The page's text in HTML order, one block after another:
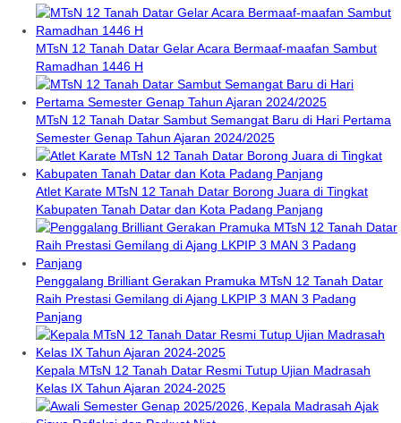
MTsN 12 Tanah Datar Gelar Acara Bermaaf-maafan Sambut
Ramadhan 1446 H
MTsN 12 Tanah Datar Sambut Semangat Baru di Hari Pertama
Semester Genap Tahun Ajaran 2024/2025
Atlet Karate MTsN 12 Tanah Datar Borong Juara di Tingkat
Kabupaten Tanah Datar dan Kota Padang Panjang
Penggalang Brilliant Gerakan Pramuka MTsN 12 Tanah Datar
Raih Prestasi Gemilang di Ajang LKPIP 3 MAN 3 Padang
Panjang
Kepala MTsN 12 Tanah Datar Resmi Tutup Ujian Madrasah
Kelas IX Tahun Ajaran 2024-2025